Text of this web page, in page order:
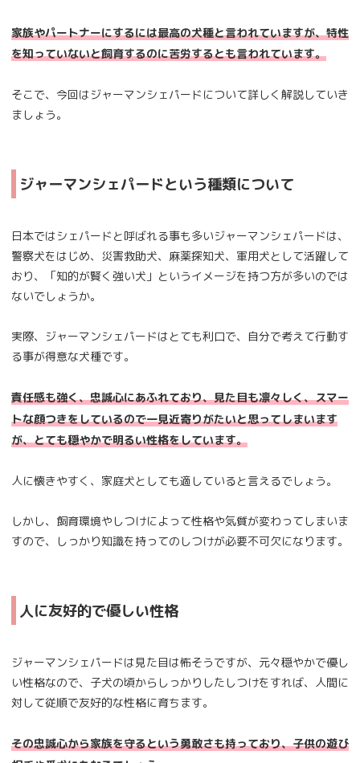
家族やパートナーにするには最高の犬種と言われていますが、特性
を知っていないと飼育するのに苦労するとも言われています。
そこで、今回はジャーマンシェパードについて詳しく解説していき
ましょう。
ジャーマンシェパードという種類について
日本ではシェパードと呼ばれる事も多いジャーマンシェパードは、
警察犬をはじめ、災害救助犬、麻薬探知犬、軍用犬として活躍して
おり、「知的が賢く強い犬」というイメージを持つ方が多いのでは
ないでしょうか。
実際、ジャーマンシェパードはとても利口で、自分で考えて行動す
る事が得意な犬種です。
責任感も強く、忠誠心にあふれており、見た目も凛々しく、スマー
トな顔つきをしているので一見近寄りがたいと思ってしまいます
が、とても穏やかで明るい性格をしています。
人に懐きやすく、家庭犬としても適していると言えるでしょう。
しかし、飼育環境やしつけによって性格や気質が変わってしまいま
すので、しっかり知識を持ってのしつけが必要不可欠になります。
人に友好的で優しい性格
ジャーマンシェパードは見た目は怖そうですが、元々穏やかで優し
い性格なので、子犬の頃からしっかりしたしつけをすれば、人間に
対して従順で友好的な性格に育ちます。
その忠誠心から家族を守るという勇敢さも持っており、子供の遊び